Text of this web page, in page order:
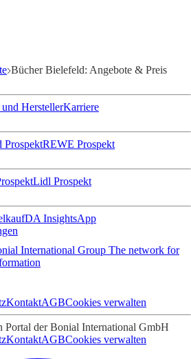
Bücher Bielefeld: Angebote & Preis
HerstellerKarriere
ProspektREWE Prospekt
Lidl Prospekt
kaufDA InsightsApp
International Group The network for
KontaktAGBCookies verwalten
der Bonial International GmbH
KontaktAGBCookies verwalten